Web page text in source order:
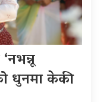
धुनमा केकी